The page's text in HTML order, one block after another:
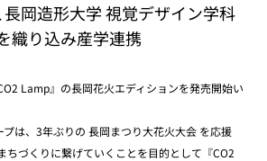
岡造形大学 視覚デザイン学科
織り込み産学連携
Lamp』の長岡花火エディションを発売開始い
プは、3年ぶりの 長岡まつり大花火大会 を応援
ちづくりに繋げていくことを目的として『CO2